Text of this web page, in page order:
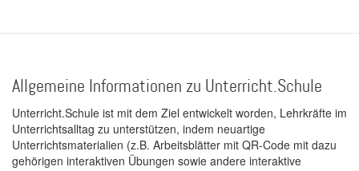
Allgemeine Informationen zu Unterricht.Schule
Unterricht.Schule ist mit dem Ziel entwickelt worden, Lehrkräfte im
Unterrichtsalltag zu unterstützen, indem neuartige
Unterrichtsmaterialien (z.B. Arbeitsblätter mit QR-Code mit dazu
gehörigen interaktiven Übungen sowie andere interaktive